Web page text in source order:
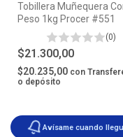
Tobillera Muñequera
Peso 1kg Procer #551
(0)
$21.300,00
$20.235,00 con
o depósito
Avísame cuando